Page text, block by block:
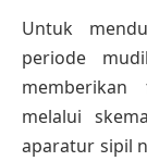
Untuk
periode
melalui
aparatur sipil